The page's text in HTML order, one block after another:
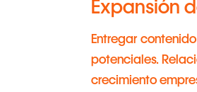
Expansión
Entregar
potenciales.
crecimiento